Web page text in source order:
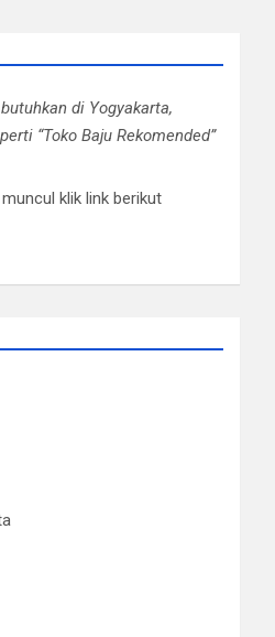
di Yogyakarta,
“Toko Baju Rekomended”
klik link berikut